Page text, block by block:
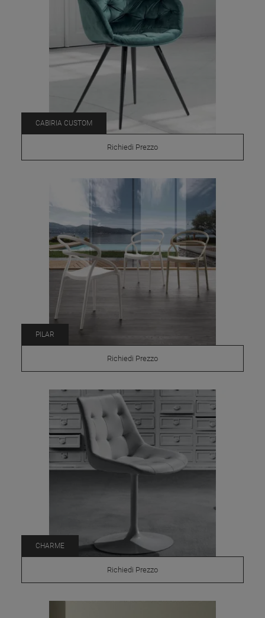
CABIRIA CUSTOM
Richiedi Prezzo
PILAR
Richiedi Prezzo
CHARME
Richiedi Prezzo